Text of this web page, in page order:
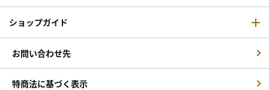
ショップガイド
お問い合わせ先
特商法に基づく表示